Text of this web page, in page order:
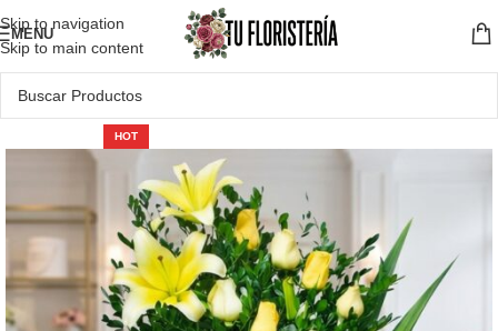
Skip to navigation
Skip to main content
MENU
HOT